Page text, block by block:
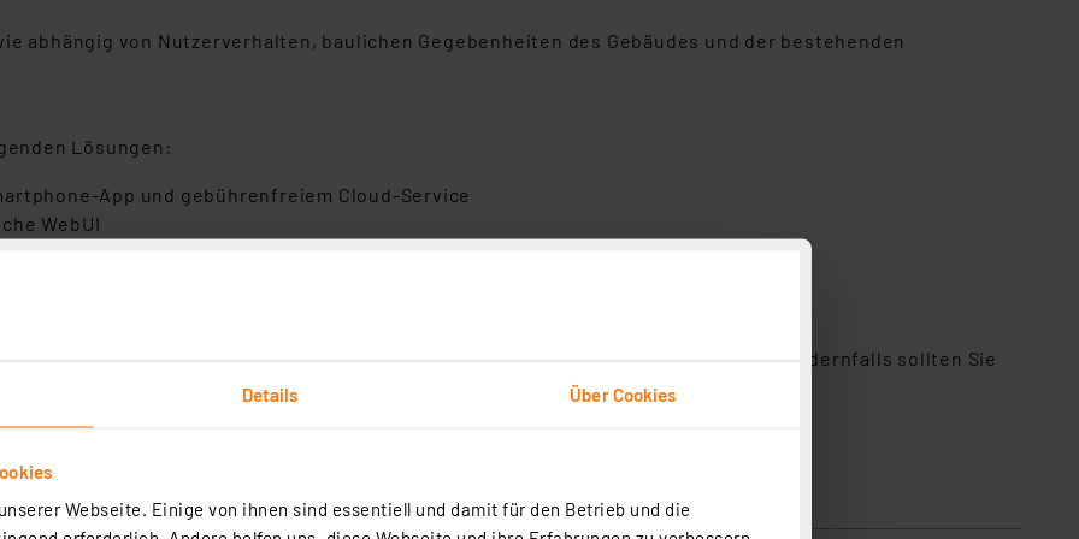
Details Über Cookies
Webseite. Einige von ihnen sind essentiell und damit für den Betrieb und die
abhängig von Nutzerverhalten, baulichen Gegebenheiten des Gebäudes und der bestehenden
Lösungen:
App und gebührenfreiem Cloud-Service
WebUI
ihr Heizkörper ein passendes Gewinde für diesen Heizkörperthermostaten besitzt. Andernfalls sollten Sie